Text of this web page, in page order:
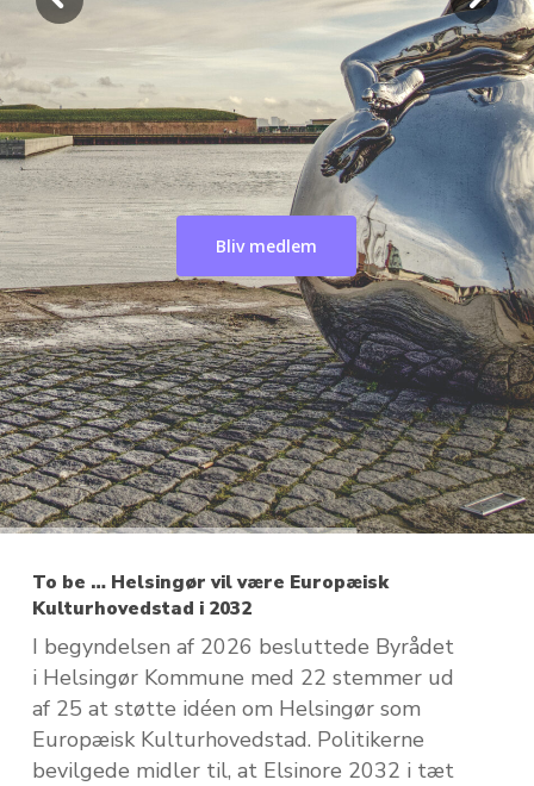
Bliv medlem
To be … Helsingør vil være Europæisk
Kulturhovedstad i 2032
I begyndelsen af 2026 besluttede Byrådet
i Helsingør Kommune med 22 stemmer ud
af 25 at støtte idéen om Helsingør som
Europæisk Kulturhovedstad. Politikerne
bevilgede midler til, at Elsinore 2032 i tæt